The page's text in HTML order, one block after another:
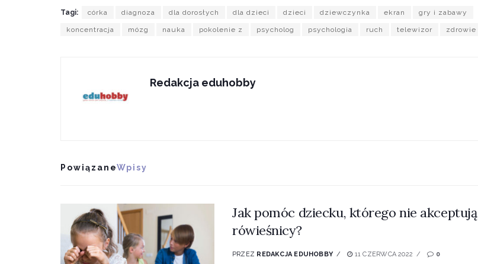
Tagi: córka diagnoza dla dorosłych dla dzieci dzieci dziewczynka ekran gry i zabawy
koncentracja mózg nauka pokolenie z psycholog psychologia ruch telewizor zdrowie
Redakcja eduhobby
PowiązaneWpisy
Jak pomóc dziecku, którego nie akceptują
rówieśnicy?
PRZEZ REDAKCJA EDUHOBBY 11 CZERWCA 2022 0